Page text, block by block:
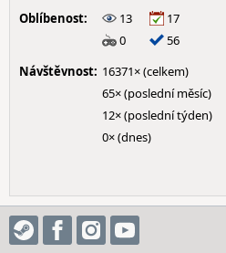
Oblíbenost:
13
17
0
56
Návštěvnost: 16371× (celkem)
65× (poslední měsíc)
12× (poslední týden)
0× (dnes)